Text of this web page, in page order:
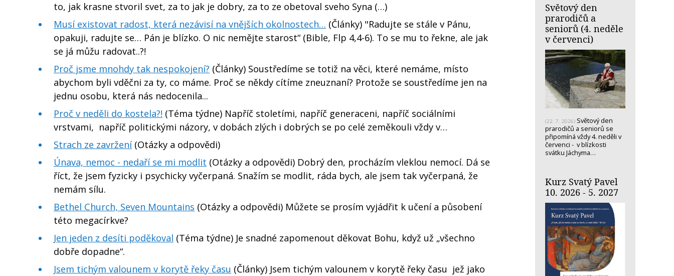
to, jak krasne stvoril svet, za to jak je dobry, za to ze obetoval sveho Syna (…)
Musí existovat radost, která nezávisí na vnějších okolnostech… (Články) "Radujte se stále v Pánu,
opakuji, radujte se… Pán je blízko. O nic nemějte starost“ (Bible, Flp 4,4-6). To se mu to řekne, ale jak
se já můžu radovat..?!
Proč jsme mnohdy tak nespokojení? (Články) Soustředíme se totiž na věci, které nemáme, místo
abychom byli vděčni za ty, co máme. Proč se někdy cítíme zneuznaní? Protože se soustředíme jen na
jednu osobu, která nás nedocenila...
Proč v neděli do kostela?! (Téma týdne) Napříč stoletími, napříč generaceni, napříč sociálními
vrstvami, napříč politickými názory, v dobách zlých i dobrých se po celé zeměkouli vždy v…
Strach ze zavržení(Otázky a odpovědi)
Únava, nemoc - nedaří se mi modlit (Otázky a odpovědi) Dobrý den, procházím vleklou nemocí. Dá se
říct, že jsem fyzicky i psychicky vyčerpaná. Snažím se modlit, ráda bych, ale jsem tak vyčerpaná, že
nemám sílu.
Bethel Church, Seven Mountains (Otázky a odpovědi) Můžete se prosím vyjádřit k učení a působení
této megacírkve?
Jen jeden z desíti poděkoval (Téma týdne) Je snadné zapomenout děkovat Bohu, když už „všechno
dobře dopadne“.
Jsem tichým valounem v korytě řeky času (Články) Jsem tichým valounem v korytě řeky času jež jako
Světový den
prarodičů a
seniorů (4. neděle
v červenci)
(22. 7. 2026) Světový den
prarodičů a seniorů se
připomíná vždy 4. neděli v
červenci - v blízkosti
svátku Jáchyma…
Kurz Svatý Pavel
10. 2026 - 5. 2027